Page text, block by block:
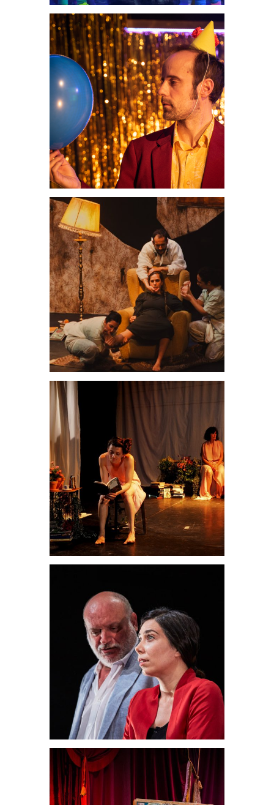
Beautiful
Stranger
Teatrales
Oboedescere
Teatrales
Territorio
Siboney
Teatrales
El hambre
Teatrales
Teatrales